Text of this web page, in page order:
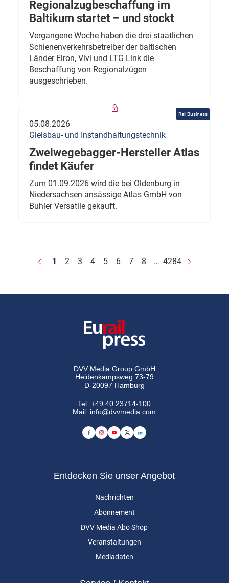
Regionalzugbeschaffung im
Baltikum startet – und stockt
Vergangene Woche haben die drei staatlichen
Schienenverkehrsbetreiber der baltischen
Länder Elron, Vivi und LTG Link die
Beschaffung von Regionalzügen
ausgeschrieben.
Rail Business
05.08.2026
Gleisbau- und Instandhaltungstechnik
Zweiwegebagger-Hersteller Atlas
findet Käufer
Zum 01.09.2026 wird die bei Oldenburg in
Niedersachsen ansässige Atlas GmbH von
Buhler Versatile gekauft.
1 2 3 4 5 6 7 8 … 4284
DVV Media Group GmbH
Heidenkampsweg 73-79
D-20097 Hamburg
Tel:+49 40 23714-100
Mail: info@dvvmedia.com
Entdecken Sie unser Angebot
Nachrichten
Abonnement
DVV Media Abo Shop
Veranstaltungen
Mediadaten